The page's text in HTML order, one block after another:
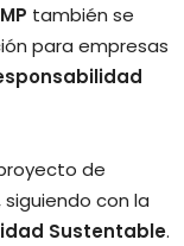
también se
para empresas
de
siguiendo con la
Sustentable.